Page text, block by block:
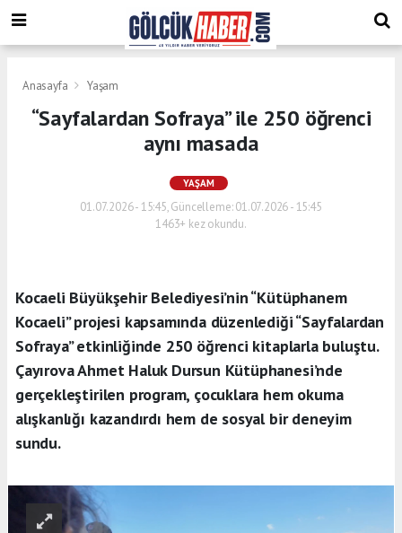
Anasayfa Yaşam
“Sayfalardan Sofraya” ile 250 öğrenci
aynı masada
YAŞAM
01.07.2026 - 15:45, Güncelleme: 01.07.2026 - 15:45
1463+ kez okundu.
Kocaeli Büyükşehir Belediyesi’nin “Kütüphanem
Kocaeli” projesi kapsamında düzenlediği “Sayfalardan
Sofraya” etkinliğinde 250 öğrenci kitaplarla buluştu.
Çayırova Ahmet Haluk Dursun Kütüphanesi’nde
gerçekleştirilen program, çocuklara hem okuma
alışkanlığı kazandırdı hem de sosyal bir deneyim
sundu.